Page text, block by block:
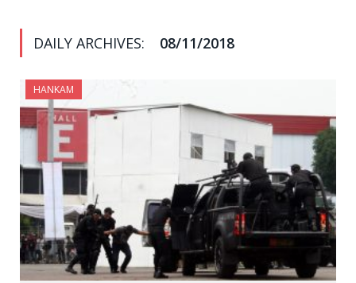
DAILY ARCHIVES: 08/11/2018
HANKAM